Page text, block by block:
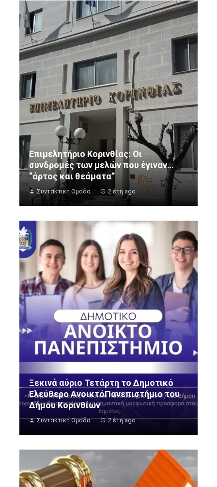
Επιμελητήριο Κορινθίας: Οι
συνδρομές των μελών που έγιναν…
“άρτος και θεάματα”
Συντακτική Ομάδα 2 έτη ago
Ξεκινά αύριο Τετάρτη το Δημοτικό
Ελεύθερο ΑνοικτόΠανεπιστήμιο του
Δήμου Κορινθίων
Συντακτική Ομάδα 2 έτη ago